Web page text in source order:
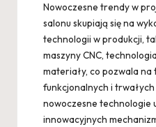
Nowoczesne trendy w
salonu skupiają się na
technologii w produkcji,
maszyny CNC,
materiały, co pozwala
funkcjonalnych i
nowoczesne technologie
innowacyjnych